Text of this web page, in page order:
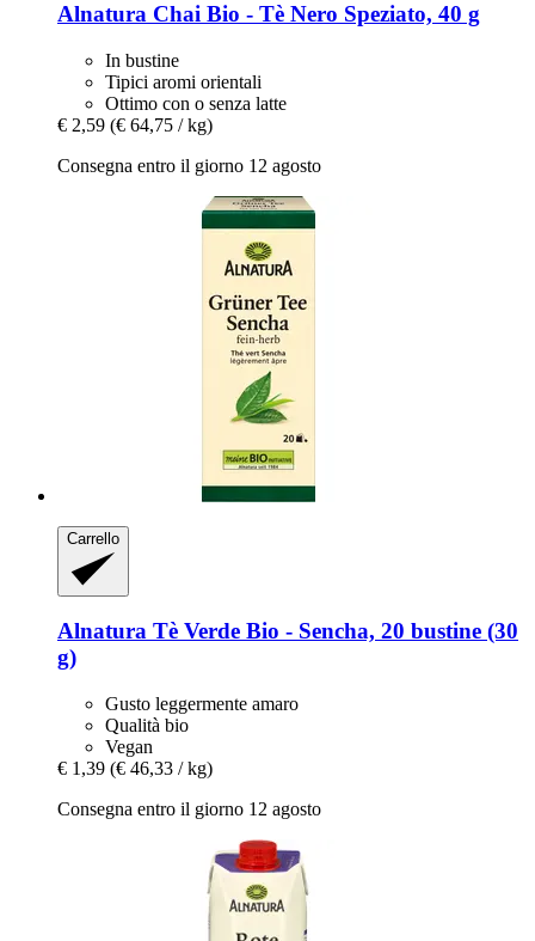
Alnatura Chai Bio -​ Tè Nero Speziato, 40 g
In bustine
Tipici aromi orientali
Ottimo con o senza latte
€ 2,59 (€ 64,75 / kg)
Consegna entro il giorno 12 agosto
Carrello
Alnatura Tè Verde Bio -​ Sencha, 20 bustine (30
g)
Gusto leggermente amaro
Qualità bio
Vegan
€ 1,39 (€ 46,33 / kg)
Consegna entro il giorno 12 agosto